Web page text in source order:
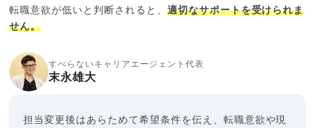
転職意欲が低いと判断されると、 適切なサポートを受けられま
せん。
すべらないキャリアエージェント代表
末永雄大
担当変更後はあらためて希望条件を伝え、転職意欲や現